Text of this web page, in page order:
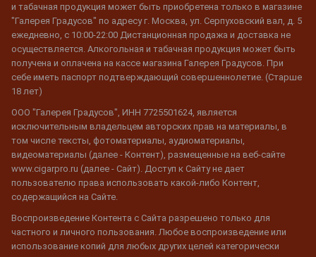
и табачная продукция может быть приобретена только в магазине
"Галерея Градусов" по адресу г. Москва, ул. Серпуховский вал, д. 5
ежедневно, с 10:00-22:00 Дистанционная продажа и доставка не
осуществляется. Алкогольная и табачная продукция может быть
получена и оплачена на кассе магазина Галерея Градусов. При
себе иметь паспорт подтверждающий совершеннолетие. (Старше
18 лет)
ООО "Галерея Градусов", ИНН 7725501624, является
исключительным владельцем авторских прав на материалы, в
том числе тексты, фотоматериалы, аудиоматериалы,
видеоматериалы (далее - Контент), размещенные на веб-сайте
www.cigarpro.ru (далее - Сайт). Доступ к Сайту не дает
пользователю права использовать какой-либо Контент,
содержащийся на Сайте.
Воспроизведение Контента с Сайта разрешено только для
частного и личного пользования. Любое воспроизведение или
использование копий для любых других целей категорически